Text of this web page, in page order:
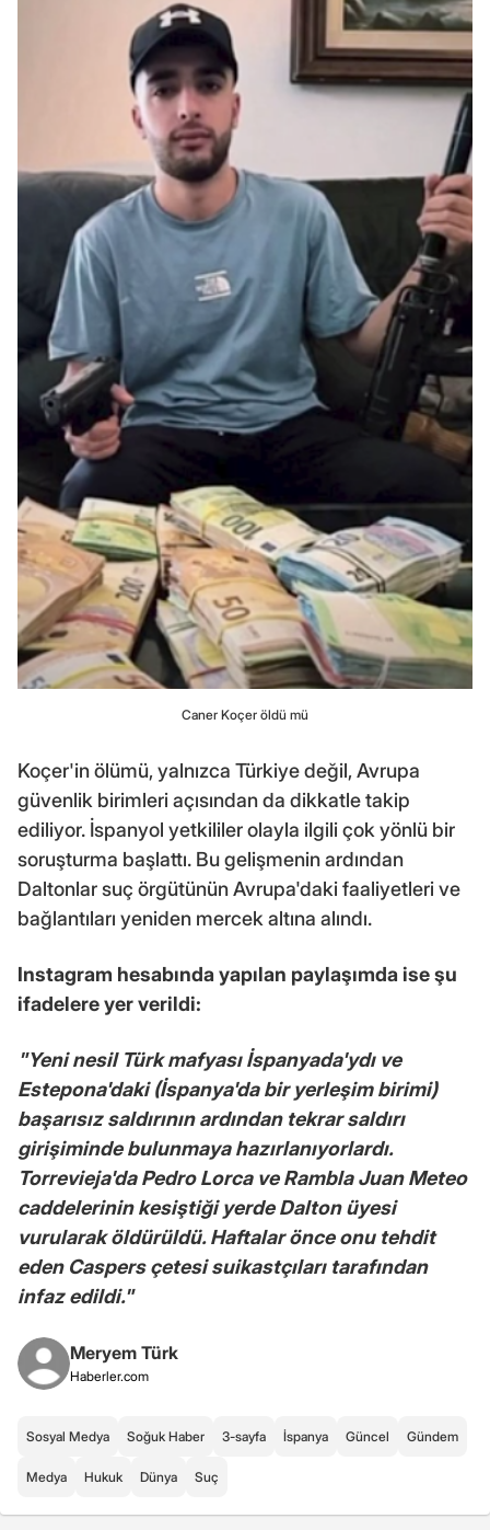
Caner Koçer öldü mü
Koçer'in ölümü, yalnızca Türkiye değil, Avrupa
güvenlik birimleri açısından da dikkatle takip
ediliyor. İspanyol yetkililer olayla ilgili çok yönlü bir
soruşturma başlattı. Bu gelişmenin ardından
Daltonlar suç örgütünün Avrupa'daki faaliyetleri ve
bağlantıları yeniden mercek altına alındı.
Instagram hesabında yapılan paylaşımda ise şu
ifadelere yer verildi:
"Yeni nesil Türk mafyası İspanyada'ydı ve
Estepona'daki (İspanya'da bir yerleşim birimi)
başarısız saldırının ardından tekrar saldırı
girişiminde bulunmaya hazırlanıyorlardı.
Torrevieja'da Pedro Lorca ve Rambla Juan Meteo
caddelerinin kesiştiği yerde Dalton üyesi
vurularak öldürüldü. Haftalar önce onu tehdit
eden Caspers çetesi suikastçıları tarafından
infaz edildi."
Meryem Türk
Haberler.com
Sosyal Medya Soğuk Haber 3-sayfa İspanya Güncel Gündem
Medya Hukuk Dünya Suç